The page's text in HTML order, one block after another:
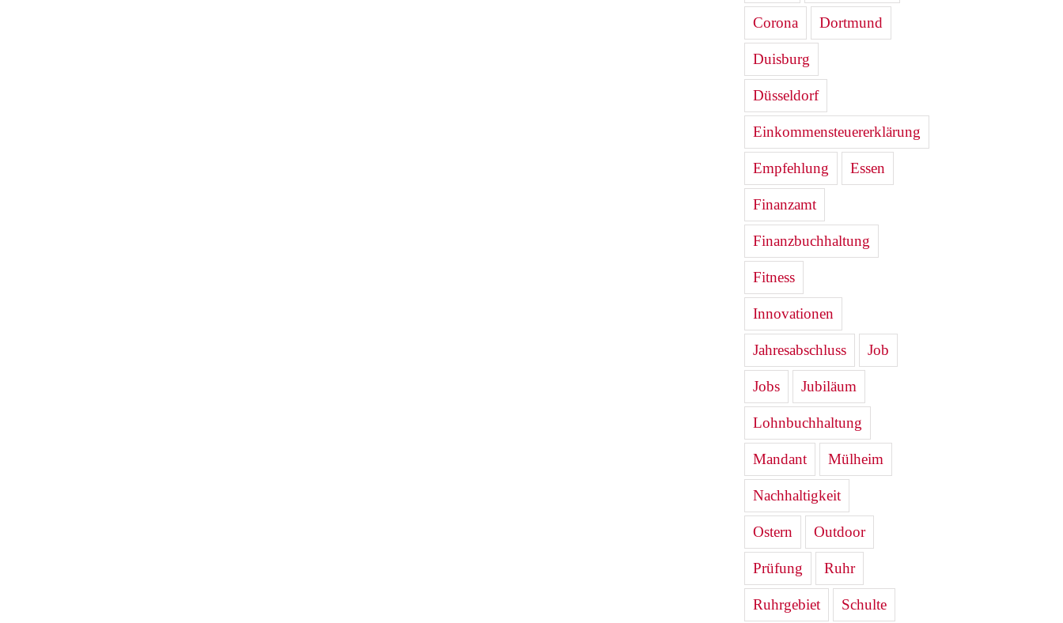
Corona Dortmund
Duisburg
Düsseldorf
Einkommensteuererklärung
Empfehlung Essen
Finanzamt
Finanzbuchhaltung
Fitness
Innovationen
Jahresabschluss Job
Jobs Jubiläum
Lohnbuchhaltung
Mandant Mülheim
Nachhaltigkeit
Ostern Outdoor
Prüfung Ruhr
Ruhrgebiet Schulte